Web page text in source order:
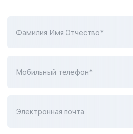
Фамилия Имя Отчество*
Мобильный телефон*
Электронная почта